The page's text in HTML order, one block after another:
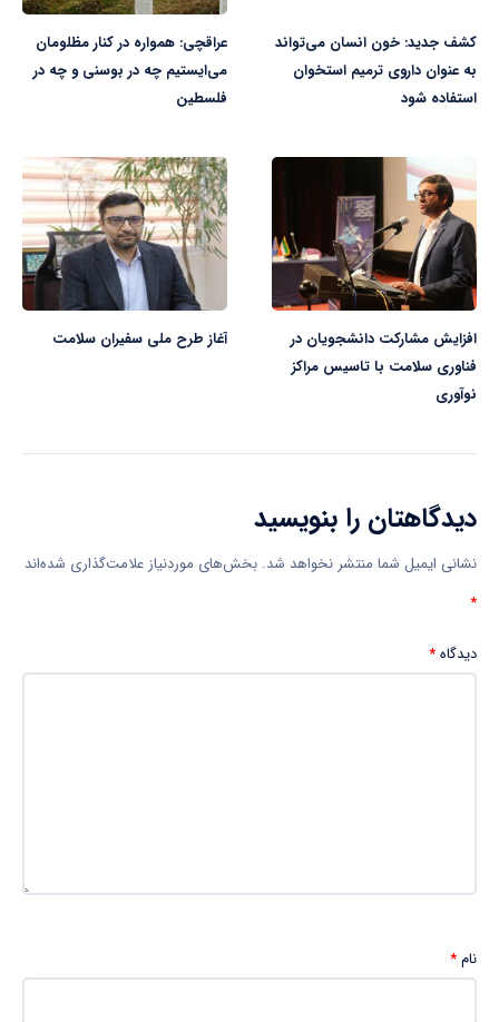
کشف جدید: خون انسان می‌تواند
به عنوان داروی ترمیم استخوان
استفاده شود
عراقچی: همواره در کنار مظلومان
می‌ایستیم چه در بوسنی و چه در
فلسطین
افزایش مشارکت دانشجویان در
فناوری سلامت با تاسیس مراکز
نوآوری
آغاز طرح ملی سفیران سلامت
دیدگاهتان را بنویسید
نشانی ایمیل شما منتشر نخواهد شد. بخش‌های موردنیاز علامت‌گذاری شده‌اند
*
دیدگاه*
نام*